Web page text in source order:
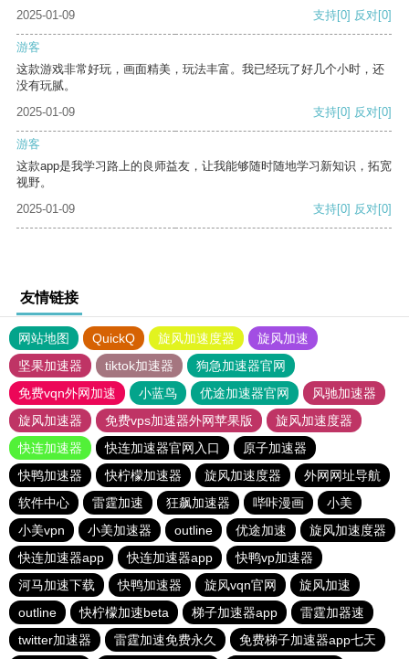
2025-01-09 支持[0] 反对[0]
游客
这款游戏非常好玩，画面精美，玩法丰富。我已经玩了好几个小时，还
没有玩腻。
2025-01-09
支持[0] 反对[0]
游客
这款app是我学习路上的良师益友，让我能够随时随地学习新知识，拓宽
视野。
2025-01-09
支持[0] 反对[0]
友情链接
网站地图 QuickQ 旋风加速度器
旋风加速
坚果加速器
tiktok加速器
狗急加速器官网
免费vqn外网加速
小蓝鸟 优途加速器官网
风驰加速器
旋风加速器
免费vps加速器外网苹果版
旋风加速度器
快连加速器
快连加速器官网入口
原子加速器
快鸭加速器
快柠檬加速器 旋风加速度器
外网网址导航
软件中心
雷霆加速 狂飙加速器 哔咔漫画
小美
小美vpn
小美加速器 outline 优途加速
旋风加速度器
快连加速器app
快连加速器app
快鸭vp加速器
河马加速下载
快鸭加速器 旋风vqn官网
旋风加速
outline
快柠檬加速beta 梯子加速器app
雷霆加器速
twitter加速器
雷霆加速免费永久 免费梯子加速器app七天